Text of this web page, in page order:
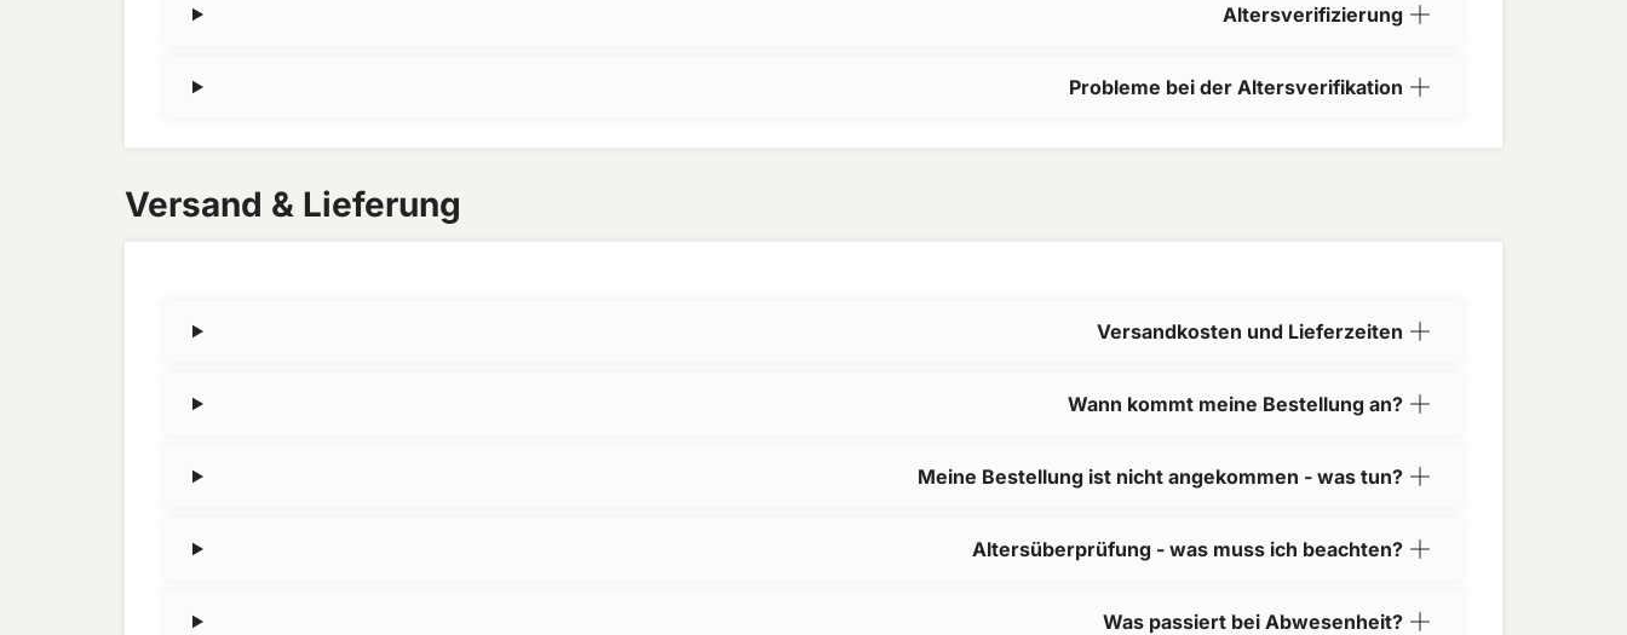
Altersverifizierung
Probleme bei der Altersverifikation
Versand & Lieferung
Versandkosten und Lieferzeiten
Wann kommt meine Bestellung an?
Meine Bestellung ist nicht angekommen - was tun?
Altersüberprüfung - was muss ich beachten?
Was passiert bei Abwesenheit?